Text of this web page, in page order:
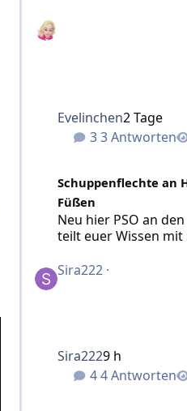
3 Antworten
Evelinchen2 Tage
Schuppenflechte an
Füßen
Neu hier PSO an
teilt euer Wissen
Sira222 ·
4 Antworten
Sira2229 h